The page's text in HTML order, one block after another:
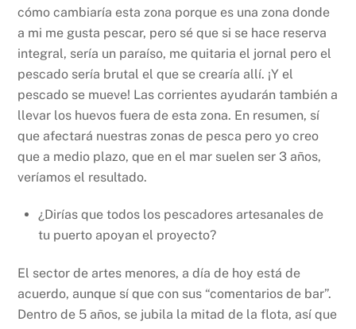
cómo cambiaría esta zona porque es una zona donde
a mi me gusta pescar, pero sé que si se hace reserva
integral, sería un paraíso, me quitaria el jornal pero el
pescado sería brutal el que se crearía allí. ¡Y el
pescado se mueve! Las corrientes ayudarán también a
llevar los huevos fuera de esta zona. En resumen, sí
que afectará nuestras zonas de pesca pero yo creo
que a medio plazo, que en el mar suelen ser 3 años,
veríamos el resultado.
¿Dirías que todos los pescadores artesanales de
tu puerto apoyan el proyecto?
El sector de artes menores, a día de hoy está de
acuerdo, aunque sí que con sus “comentarios de bar”.
Dentro de 5 años, se jubila la mitad de la flota, así que